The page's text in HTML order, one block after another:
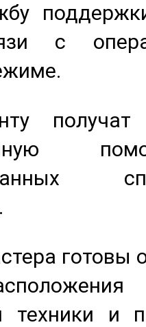
с
получат
готовы
техники и